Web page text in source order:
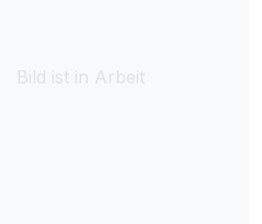
Bild ist in Arbeit